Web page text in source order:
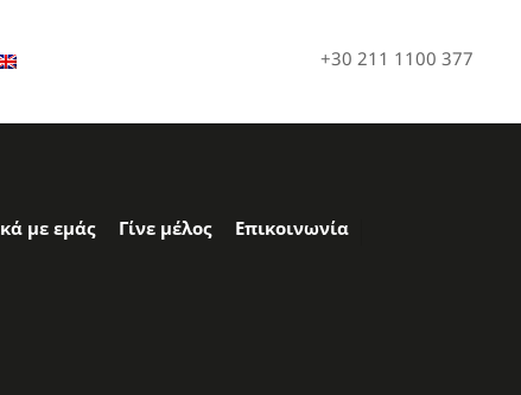
+30 211 1100 377
με εμάς Γίνε μέλος Επικοινωνία